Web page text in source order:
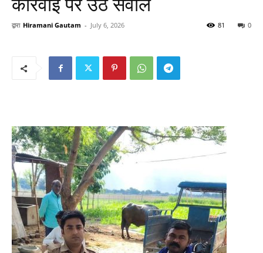
कार्रवाई पर उठे सवाल
द्वारा Hiramani Gautam - July 6, 2026 0
81